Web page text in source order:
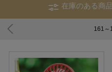
在庫のある商
161～